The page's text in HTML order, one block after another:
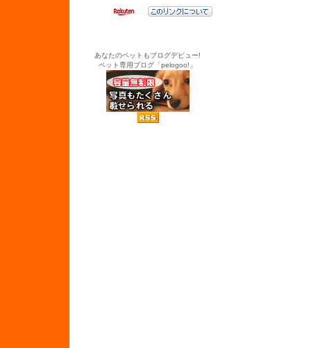
あなたのペットもブログデビュー!
ペット専用ブログ「pelogoo!」